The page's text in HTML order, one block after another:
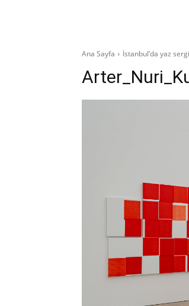
Ana Sayfa İstanbul’da yaz